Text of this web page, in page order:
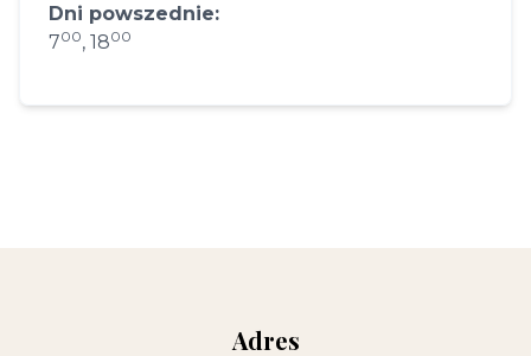
Dni powszednie:
700, 1800
Adres